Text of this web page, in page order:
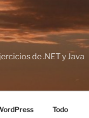
de .NET y Java
Todo